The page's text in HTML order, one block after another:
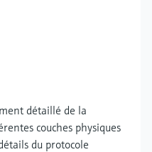
détaillé de la
couches physiques
du protocole